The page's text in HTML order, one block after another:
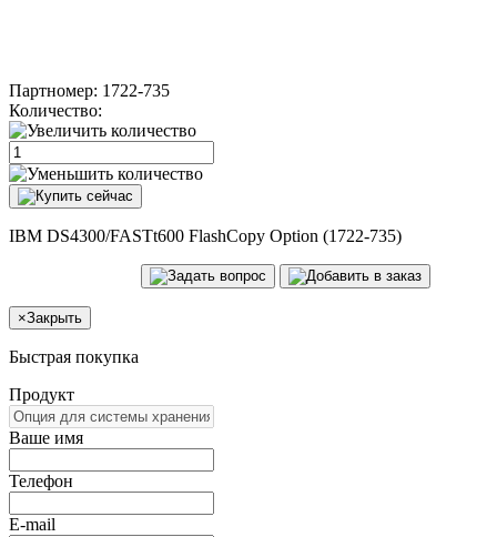
Партномер: 1722-735
Количество:
IBM DS4300/FASTt600 FlashCopy Option (1722-735)
×Закрыть
Быстрая покупка
Продукт
Ваше имя
Телефон
E-mail